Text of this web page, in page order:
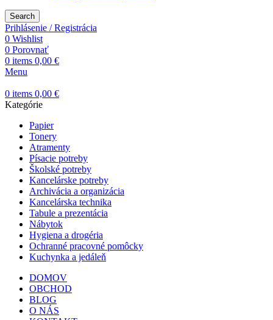
Search
Prihlásenie / Registrácia
0 Wishlist
0 Porovnať
0 items 0,00 €
Menu
0 items 0,00 €
Kategórie
Papier
Tonery
Atramenty
Písacie potreby
Školské potreby
Kancelárske potreby
Archivácia a organizácia
Kancelárska technika
Tabule a prezentácia
Nábytok
Hygiena a drogéria
Ochranné pracovné pomôcky
Kuchynka a jedáleň
DOMOV
OBCHOD
BLOG
O NÁS